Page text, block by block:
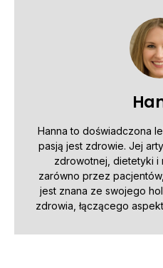
Hanna to doświadczona
pasją jest zdrowie. Jej
zdrowotnej, dietetyki i
zarówno przez
jest znana ze swojego
zdrowia, łączącego